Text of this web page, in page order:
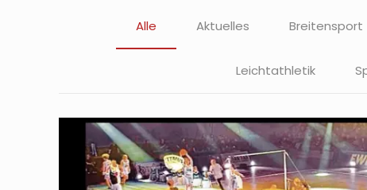
Alle Aktuelles Breitensport
Leichtathletik